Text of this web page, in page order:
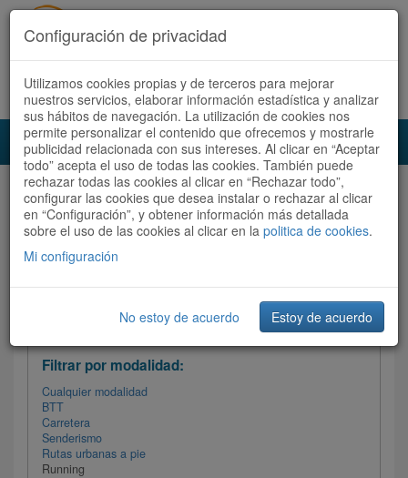
Acceder Registrate ahora Español | Català
Audioruta Todas las rutas
Todas las rutas Ordenar por:Más recientes
Filtrar las rutas
Filtrar por modalidad:
Cualquier modalidad
BTT
Carretera
Senderismo
Rutas urbanas a pie
Running
Configuración de privacidad
Utilizamos cookies propias y de terceros para mejorar
nuestros servicios, elaborar información estadística y analizar
sus hábitos de navegación. La utilización de cookies nos
permite personalizar el contenido que ofrecemos y mostrarle
publicidad relacionada con sus intereses. Al clicar en “Aceptar
todo” acepta el uso de todas las cookies. También puede
rechazar todas las cookies al clicar en “Rechazar todo”,
configurar las cookies que desea instalar o rechazar al clicar
en “Configuración”, y obtener información más detallada
sobre el uso de las cookies al clicar en la politica de cookies.
Mi configuración
No estoy de acuerdo Estoy de acuerdo